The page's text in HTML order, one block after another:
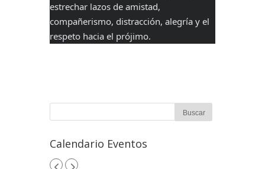
estrechar lazos de amistad,
compañerismo, distracción, alegría y el
respeto hacia el prójimo.
Calendario Eventos